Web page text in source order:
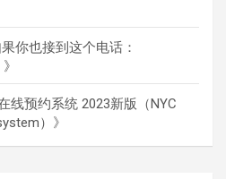
你也接到这个电话：
》
线预约系统 2023新版（NYC
） 》